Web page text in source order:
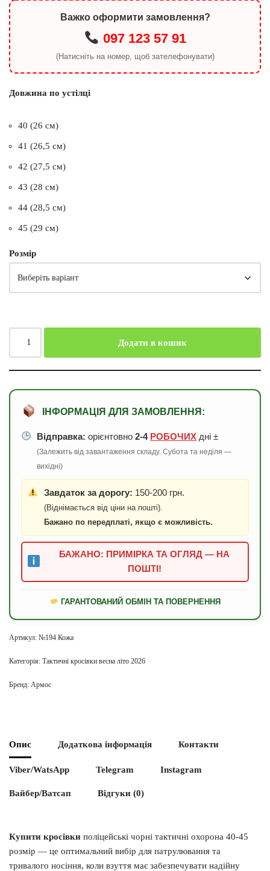
Важко оформити замовлення?
097 123 57 91
(Натисніть на номер, щоб зателефонувати)
Довжина по устілці
40 (26 см)
41 (26,5 см)
42 (27,5 см)
43 (28 см)
44 (28,5 см)
45 (29 см)
Розмір
Додати в кошик
ІНФОРМАЦІЯ ДЛЯ ЗАМОВЛЕННЯ:
Відправка: орієнтовно2-4 РОБОЧИХ дні ±
(Залежить від завантаження складу. Субота та неділя —
вихідні)
Завдаток за дорогу: 150-200 грн.
(Віднімається від ціни на пошті).
Бажано по передплаті, якщо є можливість.
БАЖАНО: ПРИМІРКА ТА ОГЛЯД — НА
ПОШТІ!
ГАРАНТОВАНИЙ ОБМІН ТА ПОВЕРНЕННЯ
Артикул: №194 Кожа
Категорія: Тактичні кросівки весна літо 2026
Бренд: Армос
Опис Додаткова інформація Контакти
Viber/WatsApp Telegram Instagram
Вайбер/Ватсап Відгуки (0)
Купити кросівки поліцейські чорні тактичні охорона 40-45
розмір — це оптимальний вибір для патрулювання та
тривалого носіння, коли взуття має забезпечувати надійну